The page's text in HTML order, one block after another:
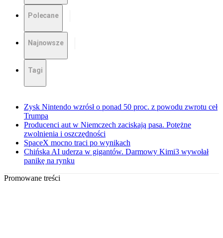
Polecane
Najnowsze
Tagi
Zysk Nintendo wzrósł o ponad 50 proc. z powodu zwrotu ceł
Trumpa
Producenci aut w Niemczech zaciskają pasa. Potężne
zwolnienia i oszczędności
SpaceX mocno traci po wynikach
Chińska AI uderza w gigantów. Darmowy Kimi3 wywołał
panikę na rynku
Promowane treści